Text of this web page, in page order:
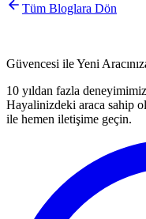
Tüm Bloglara Dön
Güvencesi ile Yeni
10 yıldan fazla
Hayalinizdeki araca sahip
ile hemen iletişime geçin.